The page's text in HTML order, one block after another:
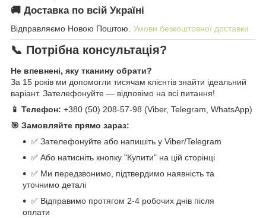
🚚 Доставка по всій Україні
Відправляємо Новою Поштою. Умови безкоштовної доставки
📞 Потрібна консультація?
Не впевнені, яку тканину обрати?
За 15 років ми допомогли тисячам клієнтів знайти ідеальний
варіант. Зателефонуйте — відповімо на всі питання!
📱 Телефон: +380 (50) 208-57-98 (Viber, Telegram, WhatsApp)
🎯 Замовляйте прямо зараз:
✅ Зателефонуйте або напишіть у Viber/Telegram
✅ Або натисніть кнопку "Купити" на цій сторінці
✅ Ми передзвонимо, підтвердимо наявність та
уточнимо деталі
✅ Відправимо протягом 2-4 робочих днів після
оплати